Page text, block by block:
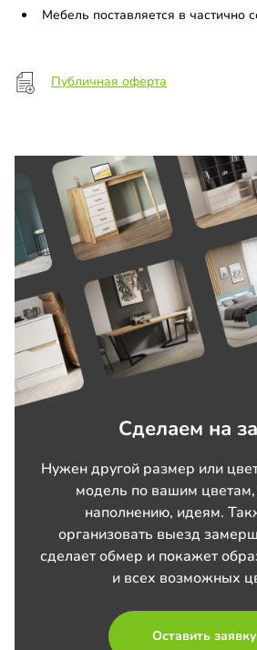
Мебель поставляется в частично
Публичная оферта
Сделаем на
Нужен другой размер или
модель по вашим
наполнению, идеям.
организовать выезд
сделает обмер и покажет
и всех возможных
Оставить заявку